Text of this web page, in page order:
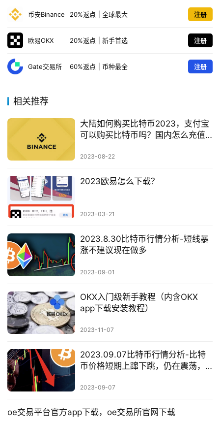
币安Binance 20%返点 全球最大 注册
欧易OKX 20%返点 新手首选 注册
Gate交易所 60%返点 币种最全 注册
相关推荐
大陆如何购买比特币2023，支付宝
可以购买比特币吗？国内怎么充值
合法吗，大陆用户怎么买币，支付
大陆买币
2023-08-22
2023欧易怎么下载？
2023-03-21
2023.8.30比特币行情分析-短线暴
涨不建议现在做多
2023-09-01
OKX入门级新手教程（内含OKX
app下载安装教程）
2023-11-07
2023.09.07比特币行情分析-比特
币价格短期上蹿下跳，仍在震荡，
2023-09-07
oe交易平台官方app下载，oe交易所官网下载